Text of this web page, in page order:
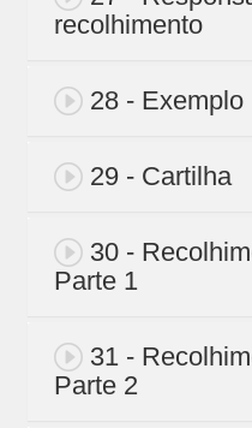
recolhimento
28 - Exemplo
29 - Cartilha
30 -
Parte 1
31 -
Parte 2